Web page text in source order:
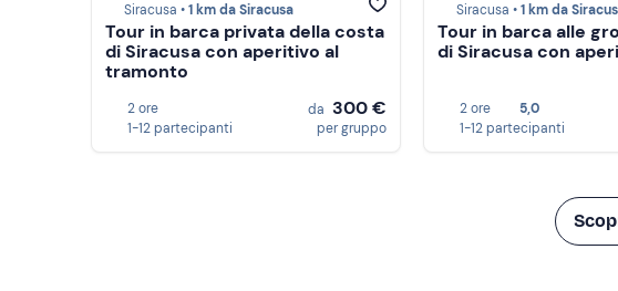
Siracusa •1 km da Siracusa
Tour in barca privata della costa
di Siracusa con aperitivo al
tramonto
2 ore
1-12 partecipanti
da 300 €
per gruppo
Siracusa •1 km da
Tour in barca alle
di Siracusa con
2 ore
5,0
1-12 partecipanti